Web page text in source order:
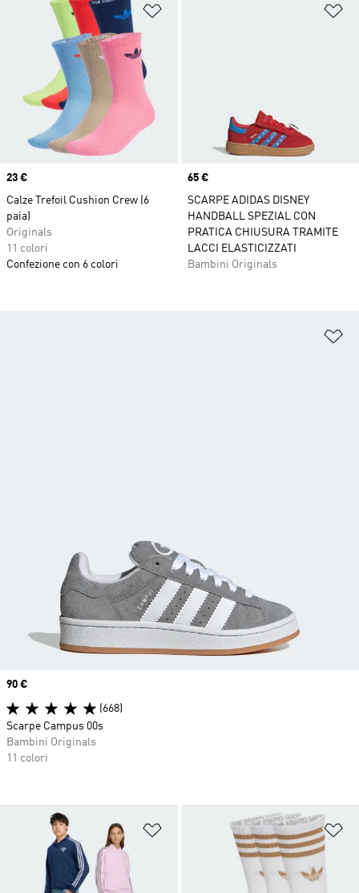
Aggiungi alla lista dei desideri
Price
23 €
Calze Trefoil Cushion Crew (6
paia)
Originals
11 colori
Confezione con 6 colori
Price
65 €
SCARPE ADIDAS DISNEY
HANDBALL SPEZIAL CON
PRATICA CHIUSURA TRAMITE
LACCI ELASTICIZZATI
Bambini Originals
Aggiungi alla lista dei desideri
Price
90 €
(668)
Scarpe Campus 00s
Bambini Originals
11 colori